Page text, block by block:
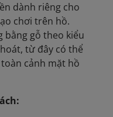
dành riêng cho
chơi trên hồ.
bằng gỗ theo kiểu
từ đây có thể
cảnh mặt hồ